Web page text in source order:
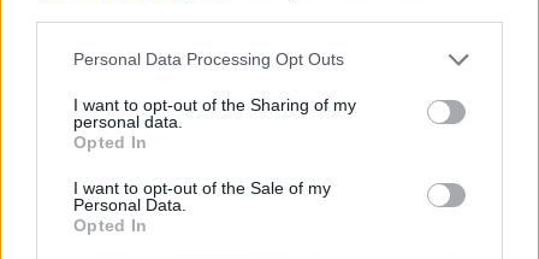
Personal Data Processing Opt Outs
I want to opt-out of the Sharing of my
personal data.
Opted In
I want to opt-out of the Sale of my
Personal Data.
Opted In
Prisijunkite prie registruotų vartotojų
bendruomenės ir bendraukite komentaruose!
Rodyti komentarus